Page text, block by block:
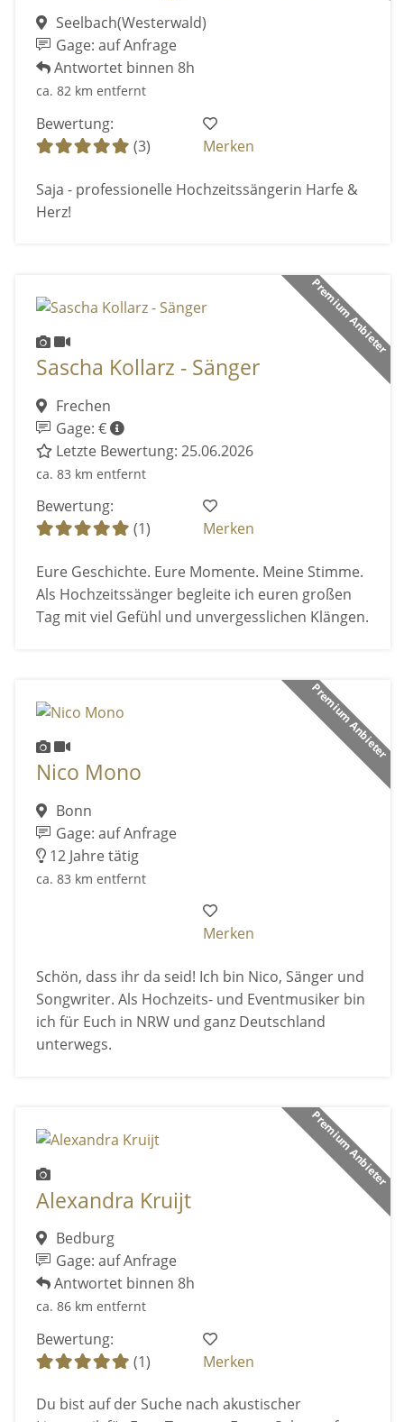
Seelbach(Westerwald)
Gage: auf Anfrage
Antwortet binnen 8h
ca. 82 km entfernt
Bewertung:
(3)
Merken
Saja - professionelle Hochzeitssängerin Harfe &
Herz!
Premium Anbieter
Sascha Kollarz - Sänger
Frechen
Gage: €
Letzte Bewertung: 25.06.2026
ca. 83 km entfernt
Bewertung:
(1)
Merken
Eure Geschichte. Eure Momente. Meine Stimme.
Als Hochzeitssänger begleite ich euren großen
Tag mit viel Gefühl und unvergesslichen Klängen.
Premium Anbieter
Nico Mono
Bonn
Gage: auf Anfrage
12 Jahre tätig
ca. 83 km entfernt
Merken
Schön, dass ihr da seid! Ich bin Nico, Sänger und
Songwriter. Als Hochzeits- und Eventmusiker bin
ich für Euch in NRW und ganz Deutschland
unterwegs.
Premium Anbieter
Alexandra Kruijt
Bedburg
Gage: auf Anfrage
Antwortet binnen 8h
ca. 86 km entfernt
Bewertung:
(1)
Merken
Du bist auf der Suche nach akustischer